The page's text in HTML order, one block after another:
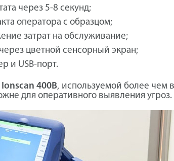
через 5-8 секунд;
оператора с образцом;
затрат на обслуживание;
цветной сенсорный экран;
и USB-порт.
Ionscan 400B, используемой более чем
для оперативного выявления угроз.